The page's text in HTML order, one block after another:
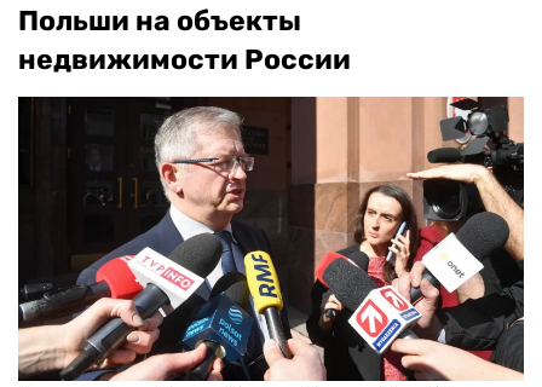
Польши на объекты
недвижимости России